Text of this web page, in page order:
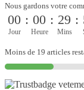
Nous gardons votre
00
Jour
: 00
Heure
: 29
Mins
:
Moins de 19 articles